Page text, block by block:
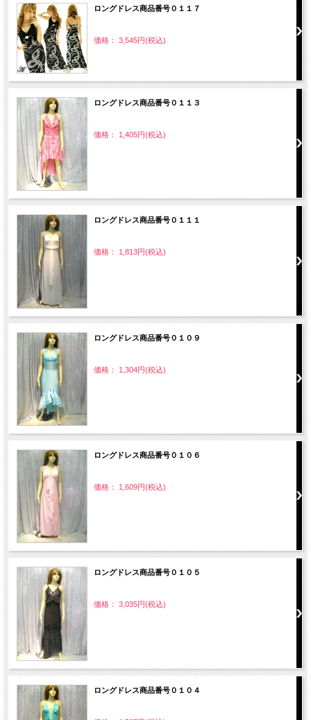
ロングドレス商品番号０１１７
価格： 3,545円(税込)
ロングドレス商品番号０１１３
価格： 1,405円(税込)
ロングドレス商品番号０１１１
価格： 1,813円(税込)
ロングドレス商品番号０１０９
価格： 1,304円(税込)
ロングドレス商品番号０１０６
価格： 1,609円(税込)
ロングドレス商品番号０１０５
価格： 3,035円(税込)
ロングドレス商品番号０１０４